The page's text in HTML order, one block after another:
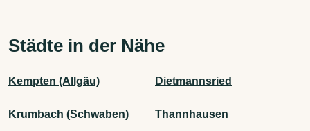
Städte in der Nähe
Kempten (Allgäu) Dietmannsried
Krumbach (Schwaben) Thannhausen